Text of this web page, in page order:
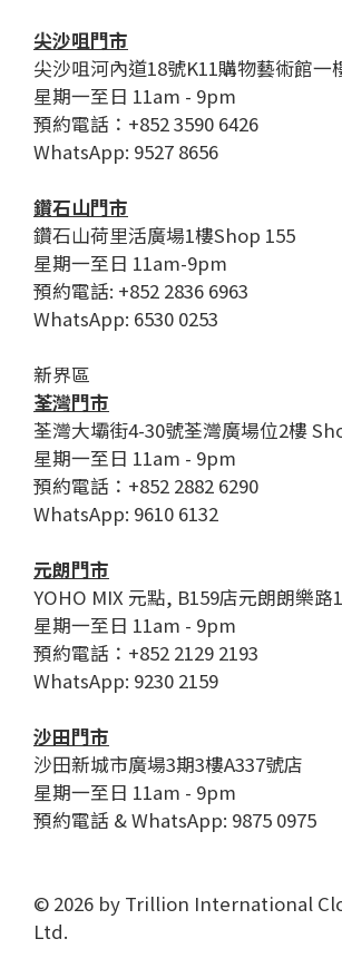
尖沙咀門市
尖沙咀河內道18號K11購物藝術館一
星期一至日 11am - 9pm
預約電話：+852 3590 6426
WhatsApp: 9527 8656
鑽石山門市
鑽石山荷里活廣場1樓Shop 155
星期一至日 11am-9pm
預約電話: +852 2836 6963
WhatsApp: 6530 0253
新界區
荃灣門市
荃灣大壩街4-30號荃灣廣場位2樓
星期一至日 11am - 9pm
預約電話：+852 2882 6290
WhatsApp: 9610 6132
元朗門市
YOHO MIX 元點, B159店元朗朗樂路
星期一至日 11am - 9pm
預約電話：+852 2129 2193
WhatsApp: 9230 2159
沙田門市
沙田新城市廣場3期3樓A337號店
星期一至日 11am - 9pm
預約電話 & WhatsApp: 9875 0975
© 2026 by Trillion International
Ltd.